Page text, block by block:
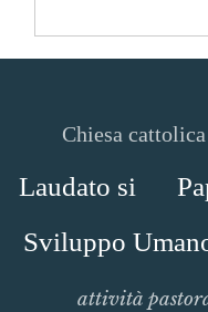
Chiesa cattolica
Laudato si
Sviluppo
attività